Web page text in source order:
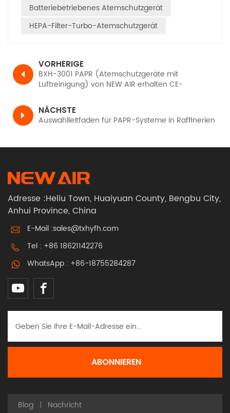
Batteriebetriebenes Atemschutzgerät
HEPA-Filter-Turbo-Atemschutzgerät
VORHERIGE
BXH-3001 PAPR (Atemschutzgeräte mit
Luftreinigung) von NEW AIR erhalten CE-
NÄCHSTE
Auswahlleitfaden für PAPR-Systeme in Raffinerien
Adresse :Heliu Town, Huaiyuan County, Bengbu City,
Anhui Province, China
E-Mail :sales@txhyfh.com
Tel : +86 18621142276
WhatsApp : +86-18755284287
Blog |
Nachricht